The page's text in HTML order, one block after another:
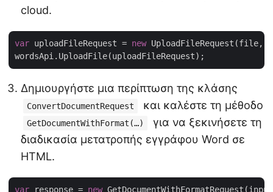
cloud.
var uploadFileRequest = new UploadFileRequest(file,
Δημιουργήστε μια περίπτωση της κλάσης
ConvertDocumentRequest και καλέστε τη μέθοδο
GetDocumentWithFormat(…)
για να ξεκινήσετε τη
διαδικασία μετατροπής εγγράφου Word σε
HTML.
var response = new